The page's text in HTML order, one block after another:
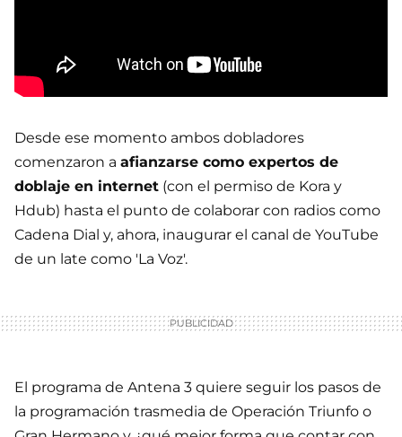
Desde ese momento ambos dobladores
comenzaron a afianzarse como expertos de
doblaje en internet (con el permiso de Kora y
Hdub) hasta el punto de colaborar con radios como
Cadena Dial y, ahora, inaugurar el canal de YouTube
de un late como 'La Voz'.
El programa de Antena 3 quiere seguir los pasos de
la programación trasmedia de Operación Triunfo o